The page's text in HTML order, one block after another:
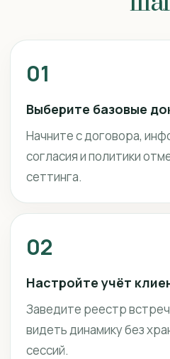
01
Выберите базовые
Начните с договора,
согласия и политики
сеттинга.
02
Настройте учёт
Заведите реестр
видеть динамику без
сессий.